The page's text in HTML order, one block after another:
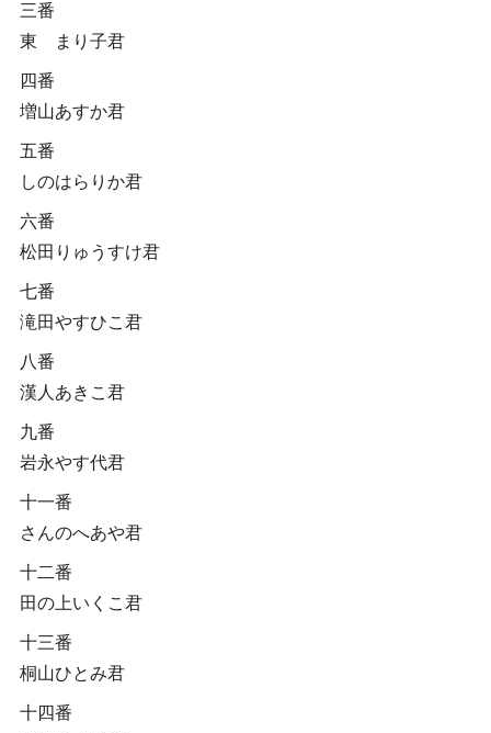
三番
東 まり子君
四番
増山あすか君
五番
しのはらりか君
六番
松田りゅうすけ君
七番
滝田やすひこ君
八番
漢人あきこ君
九番
岩永やす代君
十一番
さんのへあや君
十二番
田の上いくこ君
十三番
桐山ひとみ君
十四番